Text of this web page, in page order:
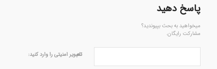
پاسخ دهید
میخواهید به بحث بپیوندید؟
مشارکت رایگان.
نام
تصویر امنیتی را وارد کنید: